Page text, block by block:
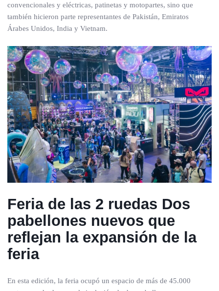
convencionales y eléctricas, patinetas y motopartes, sino que
también hicieron parte representantes de Pakistán, Emiratos
Árabes Unidos, India y Vietnam.
Feria de las 2 ruedas Dos
pabellones nuevos que
reflejan la expansión de la
feria
En esta edición, la feria ocupó un espacio de más de 45.000